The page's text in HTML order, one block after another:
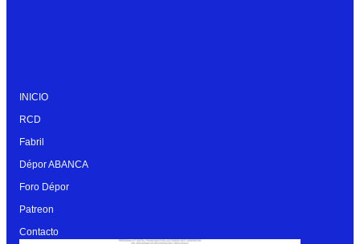
INICIO
RCD
Fabril
Dépor ABANCA
Foro Dépor
Patreon
Contacto